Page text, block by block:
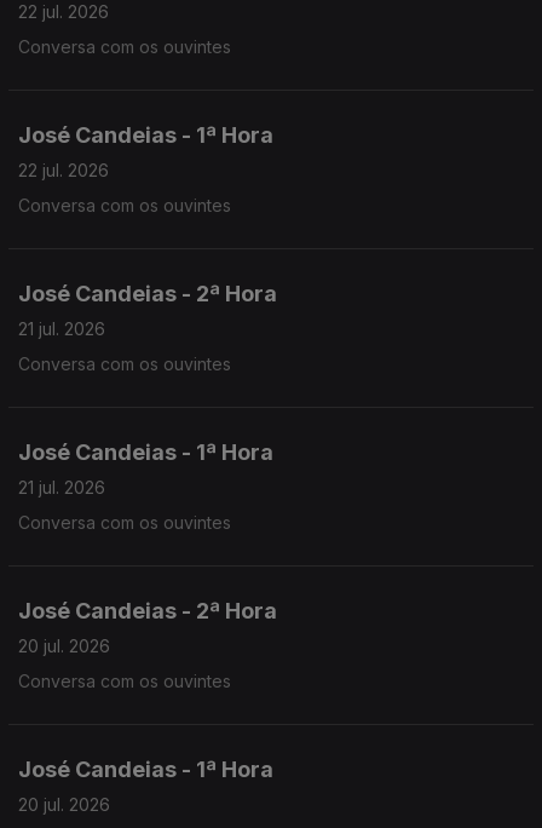
22 jul. 2026
Conversa com os ouvintes
José Candeias - 1ª Hora
22 jul. 2026
Conversa com os ouvintes
José Candeias - 2ª Hora
21 jul. 2026
Conversa com os ouvintes
José Candeias - 1ª Hora
21 jul. 2026
Conversa com os ouvintes
José Candeias - 2ª Hora
20 jul. 2026
Conversa com os ouvintes
José Candeias - 1ª Hora
20 jul. 2026